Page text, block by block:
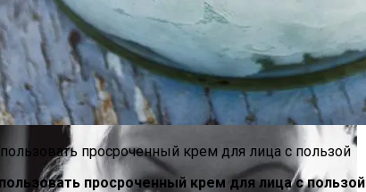
И Звезды Эпохи
просроченный крем для лица с пользой